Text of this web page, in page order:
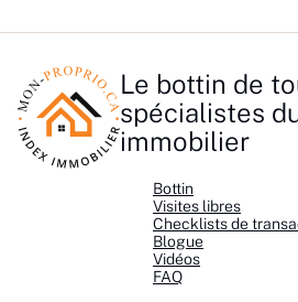
Le bottin de
spécialistes
immobilier
Bottin
Visites libres
Checklists de
Blogue
Vidéos
FAQ